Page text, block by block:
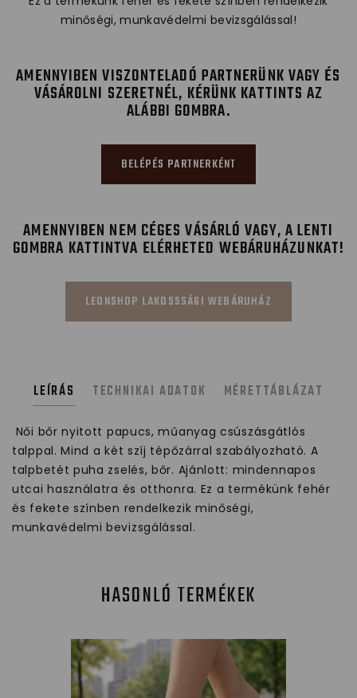
minőségi, munkavédelmi bevizsgálással!
AMENNYIBEN VISZONTELADÓ PARTNERÜNK VAGY ÉS
VÁSÁROLNI SZERETNÉL, KÉRÜNK KATTINTS AZ
ALÁBBI GOMBRA.
BELÉPÉS PARTNERKÉNT
AMENNYIBEN NEM CÉGES VÁSÁRLÓ VAGY, A LENTI
GOMBRA KATTINTVA ELÉRHETED WEBÁRUHÁZUNKAT!
LEONSHOP LAKOSSSÁGI WEBÁRUHÁZ
LEÍRÁS TECHNIKAI ADATOK MÉRETTÁBLÁZAT
Női bőr nyitott papucs, műanyag csúszásgátlós
talppal. Mind a két szíj tépőzárral szabályozható. A
talpbetét puha zselés, bőr. Ajánlott: mindennapos
utcai használatra és otthonra. Ez a termékünk fehér
és fekete színben rendelkezik minőségi,
munkavédelmi bevizsgálással.
HASONLÓ TERMÉKEK